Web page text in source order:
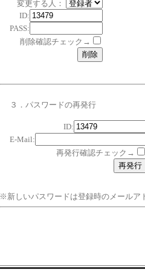
変更する人：
ID:
PASS:
削除確認チェック→
３．パスワードの再発行
ID:
E-Mail:
再発行確認チェック→
※新しいパスワードは登録時のメールア